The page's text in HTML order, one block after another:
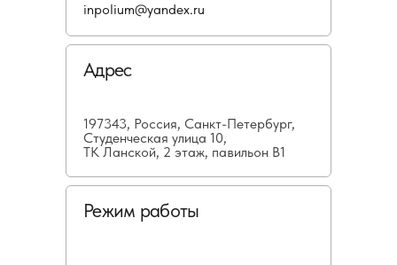
Адрес
197343, Россия, Санкт-Петербург,
Студенческая улица 10,
ТК Ланской, 2 этаж, павильон В1
Режим работы
inpolium@yandex.ru